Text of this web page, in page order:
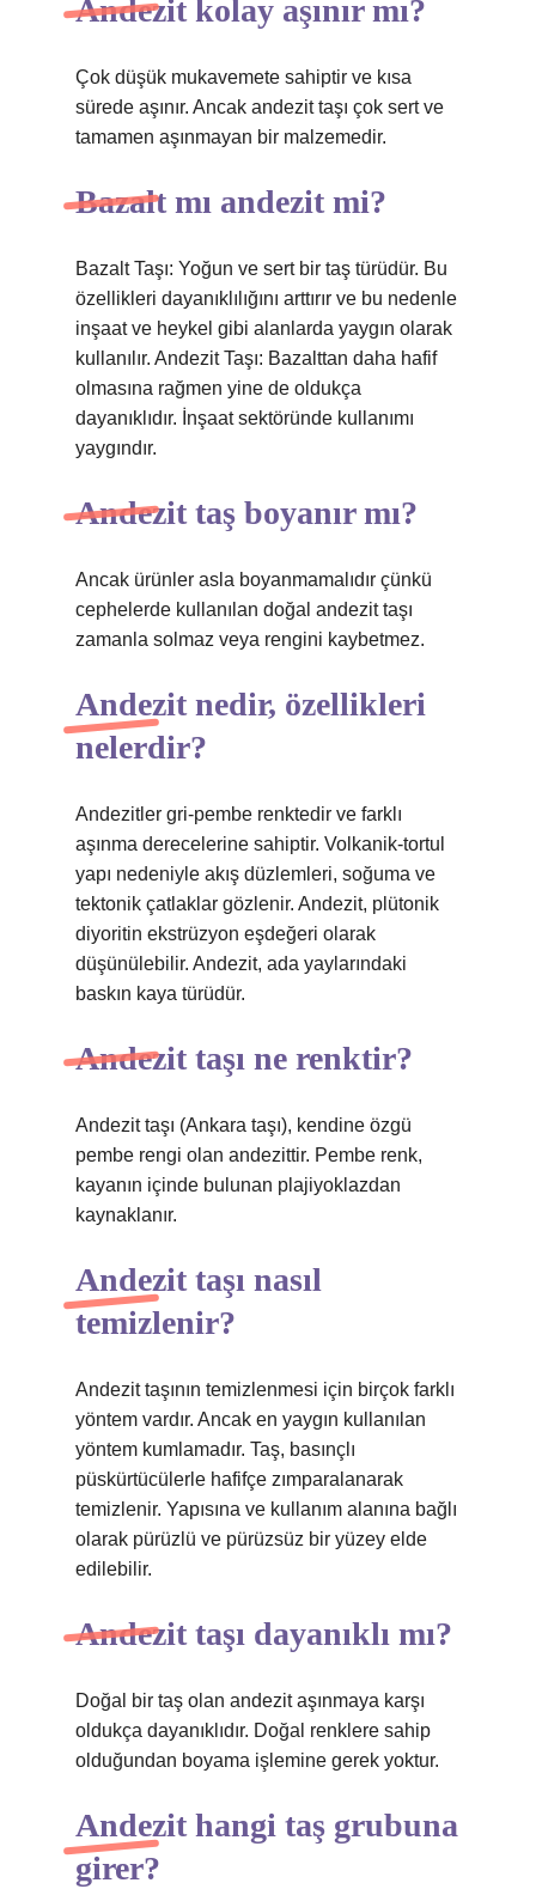
Andezit kolay aşınır mı?
Çok düşük mukavemete sahiptir ve kısa
sürede aşınır. Ancak andezit taşı çok sert ve
tamamen aşınmayan bir malzemedir.
Bazalt mı andezit mi?
Bazalt Taşı: Yoğun ve sert bir taş türüdür. Bu
özellikleri dayanıklılığını arttırır ve bu nedenle
inşaat ve heykel gibi alanlarda yaygın olarak
kullanılır. Andezit Taşı: Bazalttan daha hafif
olmasına rağmen yine de oldukça
dayanıklıdır. İnşaat sektöründe kullanımı
yaygındır.
Andezit taş boyanır mı?
Ancak ürünler asla boyanmamalıdır çünkü
cephelerde kullanılan doğal andezit taşı
zamanla solmaz veya rengini kaybetmez.
Andezit nedir, özellikleri
nelerdir?
Andezitler gri-pembe renktedir ve farklı
aşınma derecelerine sahiptir. Volkanik-tortul
yapı nedeniyle akış düzlemleri, soğuma ve
tektonik çatlaklar gözlenir. Andezit, plütonik
diyoritin ekstrüzyon eşdeğeri olarak
düşünülebilir. Andezit, ada yaylarındaki
baskın kaya türüdür.
Andezit taşı ne renktir?
Andezit taşı (Ankara taşı), kendine özgü
pembe rengi olan andezittir. Pembe renk,
kayanın içinde bulunan plajiyoklazdan
kaynaklanır.
Andezit taşı nasıl
temizlenir?
Andezit taşının temizlenmesi için birçok farklı
yöntem vardır. Ancak en yaygın kullanılan
yöntem kumlamadır. Taş, basınçlı
püskürtücülerle hafifçe zımparalanarak
temizlenir. Yapısına ve kullanım alanına bağlı
olarak pürüzlü ve pürüzsüz bir yüzey elde
edilebilir.
Andezit taşı dayanıklı mı?
Doğal bir taş olan andezit aşınmaya karşı
oldukça dayanıklıdır. Doğal renklere sahip
olduğundan boyama işlemine gerek yoktur.
Andezit hangi taş grubuna
girer?